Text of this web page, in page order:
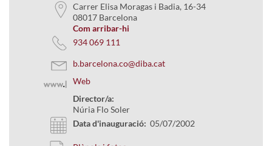
Carrer Elisa Moragas i Badia, 16-34
08017 Barcelona
Com arribar-hi
934 069 111
b.barcelona.co@diba.cat
Web
Director/a:
Núria Flo Soler
Data d'inauguració: 05/07/2002